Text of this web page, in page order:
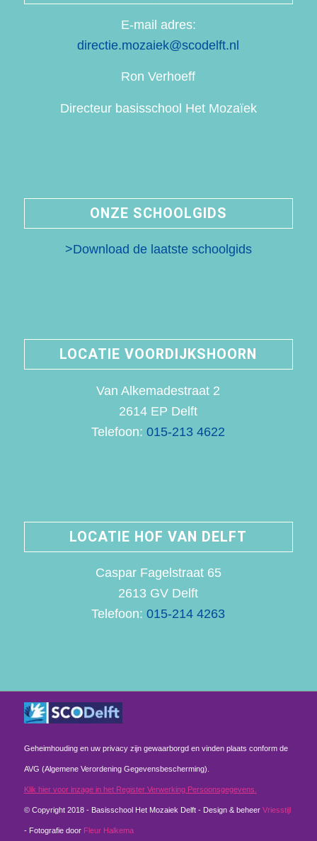
E-mail adres:
directie.mozaiek@scodelft.nl
Ron Verhoeff
Directeur basisschool Het Mozaïek
ONZE SCHOOLGIDS
>Download de laatste schoolgids
LOCATIE VOORDIJKSHOORN
Van Alkemadestraat 2
2614 EP Delft
Telefoon:015-213 4622
LOCATIE HOF VAN DELFT
Caspar Fagelstraat 65
2613 GV Delft
Telefoon:015-214 4263
Geheimhouding en uw privacy zijn gewaarborgd en vinden plaats conform de
AVG (Algemene Verordening Gegevensbescherming).
Klik hier voor inzage in het Register Verwerking Persoonsgegevens.
© Copyright 2018 - Basisschool Het Mozaiek Delft - Design & beheer Vriesstijl
- Fotografie door Fleur Halkema